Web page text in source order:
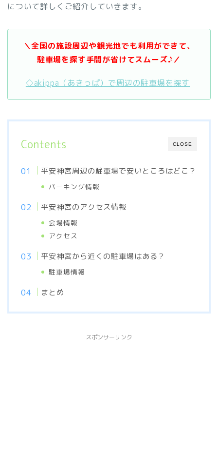
について詳しくご紹介していきます。
＼全国の施設周辺や観光地でも利用ができて、
駐車場を探す手間が省けてスムーズ♪／
◇akippa（あきっぱ）で周辺の駐車場を探す
CLOSE
Contents
平安神宮周辺の駐車場で安いところはどこ？
パーキング情報
平安神宮のアクセス情報
会場情報
アクセス
平安神宮から近くの駐車場はある？
駐車場情報
まとめ
スポンサーリンク